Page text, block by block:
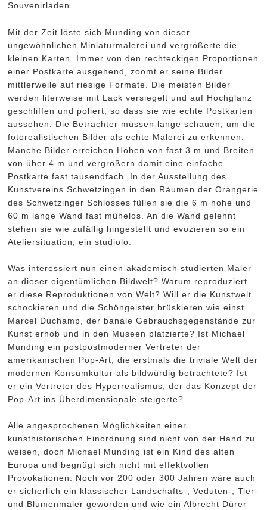
Souvenirladen.
Mit der Zeit löste sich Munding von dieser
ungewöhnlichen Miniaturmalerei und vergrößerte die
kleinen Karten. Immer von den rechteckigen Proportionen
einer Postkarte ausgehend, zoomt er seine Bilder
mittlerweile auf riesige Formate. Die meisten Bilder
werden literweise mit Lack versiegelt und auf Hochglanz
geschliffen und poliert, so dass sie wie echte Postkarten
aussehen. Die Betrachter müssen lange schauen, um die
fotorealistischen Bilder als echte Malerei zu erkennen.
Manche Bilder erreichen Höhen von fast 3 m und Breiten
von über 4 m und vergrößern damit eine einfache
Postkarte fast tausendfach. In der Ausstellung des
Kunstvereins Schwetzingen in den Räumen der Orangerie
des Schwetzinger Schlosses füllen sie die 6 m hohe und
60 m lange Wand fast mühelos. An die Wand gelehnt
stehen sie wie zufällig hingestellt und evozieren so ein
Ateliersituation, ein studiolo.
Was interessiert nun einen akademisch studierten Maler
an dieser eigentümlichen Bildwelt? Warum reproduziert
er diese Reproduktionen von Welt? Will er die Kunstwelt
schockieren und die Schöngeister brüskieren wie einst
Marcel Duchamp, der banale Gebrauchsgegenstände zur
Kunst erhob und in den Museen platzierte? Ist Michael
Munding ein postpostmoderner Vertreter der
amerikanischen Pop-Art, die erstmals die triviale Welt der
modernen Konsumkultur als bildwürdig betrachtete? Ist
er ein Vertreter des Hyperrealismus, der das Konzept der
Pop-Art ins Überdimensionale steigerte?
Alle angesprochenen Möglichkeiten einer
kunsthistorischen Einordnung sind nicht von der Hand zu
weisen, doch Michael Munding ist ein Kind des alten
Europa und begnügt sich nicht mit effektvollen
Provokationen. Noch vor 200 oder 300 Jahren wäre auch
er sicherlich ein klassischer Landschafts-, Veduten-, Tier-
und Blumenmaler geworden und wie ein Albrecht Dürer